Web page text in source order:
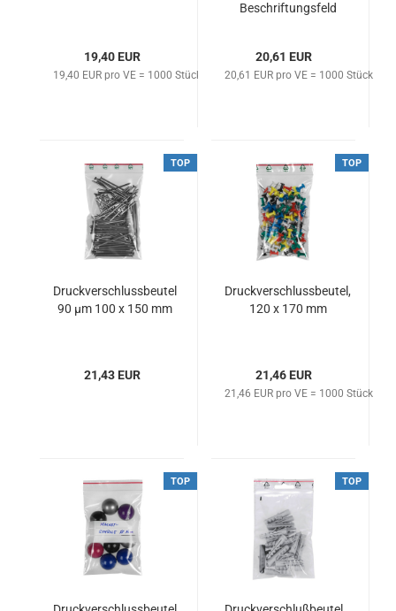
19,40 EUR
19,40 EUR pro VE = 1000 Stück
Beschriftungsfeld
20,61 EUR
20,61 EUR pro VE = 1000 Stück
TOP
Druckverschlussbeutel
90 µm 100 x 150 mm
21,43 EUR
TOP
Druckverschlussbeutel,
120 x 170 mm
21,46 EUR
21,46 EUR pro VE = 1000 Stück
TOP TOP